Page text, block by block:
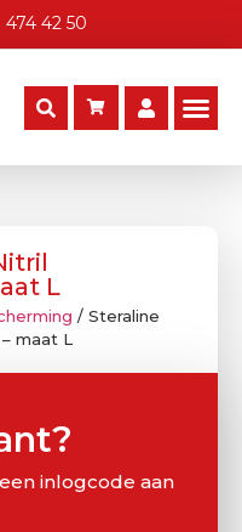
474 42 50
L
/ Steraline
maat L
inlogcode aan